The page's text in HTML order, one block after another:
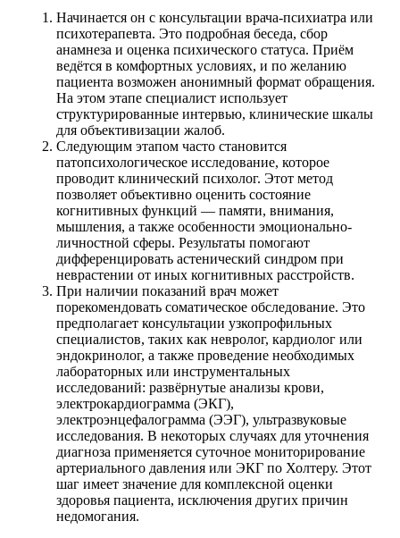
Начинается он с консультации врача-психиатра или
психотерапевта. Это подробная беседа, сбор
анамнеза и оценка психического статуса. Приём
ведётся в комфортных условиях, и по желанию
пациента возможен анонимный формат обращения.
На этом этапе специалист использует
структурированные интервью, клинические шкалы
для объективизации жалоб.
Следующим этапом часто становится
патопсихологическое исследование, которое
проводит клинический психолог. Этот метод
позволяет объективно оценить состояние
когнитивных функций — памяти, внимания,
мышления, а также особенности эмоционально-
личностной сферы. Результаты помогают
дифференцировать астенический синдром при
неврастении от иных когнитивных расстройств.
При наличии показаний врач может
порекомендовать соматическое обследование. Это
предполагает консультации узкопрофильных
специалистов, таких как невролог, кардиолог или
эндокринолог, а также проведение необходимых
лабораторных или инструментальных
исследований: развёрнутые анализы крови,
электрокардиограмма (ЭКГ),
электроэнцефалограмма (ЭЭГ), ультразвуковые
исследования. В некоторых случаях для уточнения
диагноза применяется суточное мониторирование
артериального давления или ЭКГ по Холтеру. Этот
шаг имеет значение для комплексной оценки
здоровья пациента, исключения других причин
недомогания.